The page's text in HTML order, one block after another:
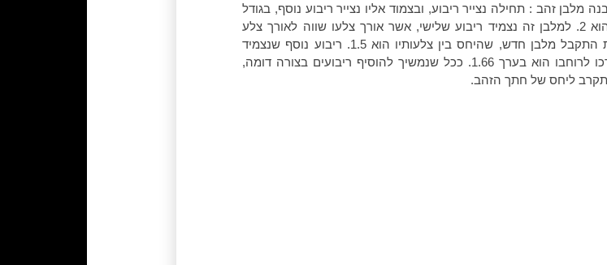
מלבן זהב : תחילה נצייר ריבוע, ובצמוד אליו נצייר ריבוע נוסף, בגודל
זהה. כך נקבל מלבן שהיחס בין אורכו לרוחבו הוא 2. למלבן זה נצמיד ריבוע שלישי, אשר אורך צלעו שווה לאורך צלע
המלבן שהתקבל משני הריבועים הקודמים. כעת התקבל מלבן חדש, שהיחס בין צלעותיו הוא 1.5. ריבוע נוסף שנצמיד
באותו אופן ייצור מלבן חדש, אשר היחס בין אורכו לרוחבו הוא בערך 1.66. ככל שנמשיך להוסיף ריבועים בצורה דומה,
ליחס של חתך הזהב.